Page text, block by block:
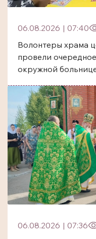
06.08.2026 | 07:40
Волонтеры храма
провели
окружной
06.08.2026 | 07:36